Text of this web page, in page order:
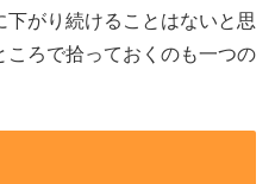
下がり続けることはないと思
ころで拾っておくのも一つの